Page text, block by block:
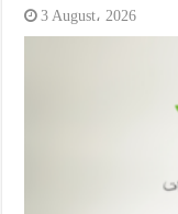
3 August، 2026